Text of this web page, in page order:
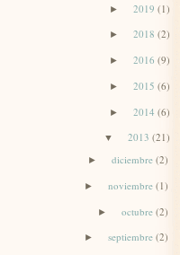
► 2019 (1)
► 2018 (2)
► 2016 (9)
► 2015 (6)
► 2014 (6)
▼ 2013 (21)
► diciembre (2)
► noviembre (1)
► octubre (2)
► septiembre (2)